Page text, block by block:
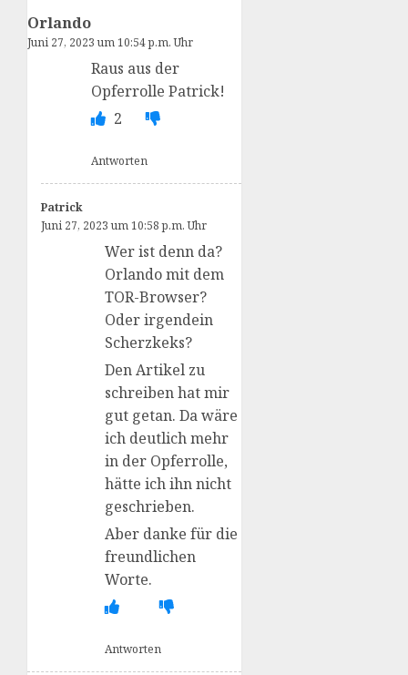
Orlando
Juni 27, 2023 um 10:54 p.m. Uhr
Raus aus der
Opferrolle Patrick!
2
Antworten
Patrick
Juni 27, 2023 um 10:58 p.m. Uhr
Wer ist denn da?
Orlando mit dem
TOR-Browser?
Oder irgendein
Scherzkeks?
Den Artikel zu
schreiben hat mir
gut getan. Da wäre
ich deutlich mehr
in der Opferrolle,
hätte ich ihn nicht
geschrieben.
Aber danke für die
freundlichen
Worte.
Antworten